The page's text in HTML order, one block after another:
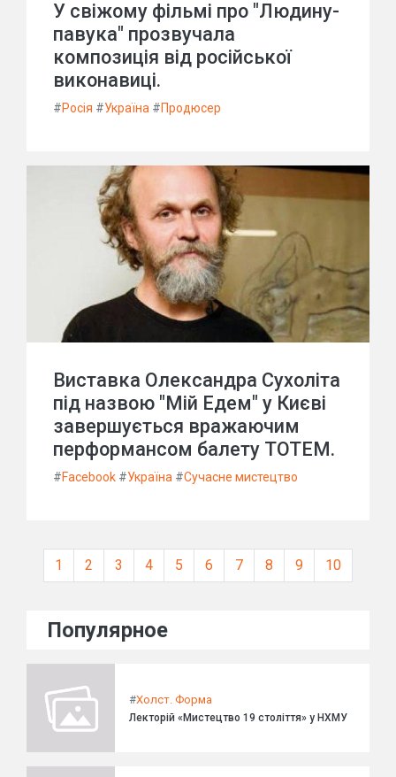
У свіжому фільмі про "Людину-
павука" прозвучала
композиція від російської
виконавиці.
#Росія #Україна #Продюсер
Виставка Олександра Сухоліта
під назвою "Мій Едем" у Києві
завершується вражаючим
перформансом балету TOTEM.
#Facebook #Україна #Сучасне мистецтво
1 2 3 4 5 6 7 8 9 10
Популярное
#Холст. Форма
Лекторій «Мистецтво 19 століття» у НХМУ